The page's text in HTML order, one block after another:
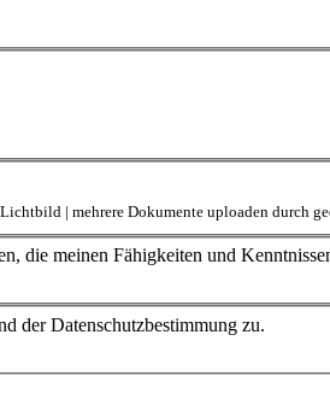
| mehrere Dokumente uploaden durch
die meinen Fähigkeiten und
der Datenschutzbestimmung zu.